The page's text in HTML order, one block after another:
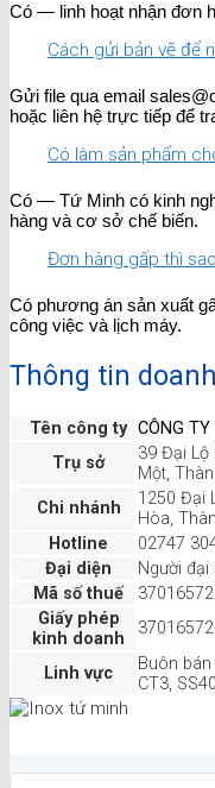
Có — linh hoạt nhận đơn
Cách gửi bản vẽ để
Gửi file qua email
hoặc liên hệ trực tiếp để
Có làm sản phẩm
Có — Tứ Minh có kinh
hàng và cơ sở chế biến.
Đơn hàng gấp thì
Có phương án sản xuất
công việc và lịch máy.
Thông tin
Tên công ty CÔNG
Trụ sở
39 Đại Lộ
Một,
Chi nhánh
1250 Đại
Hòa,
Hotline
02747
Đại diện
Người đại
Mã số thuế
Giấy phép
kinh doanh
Linh vực
Buôn
CT3,